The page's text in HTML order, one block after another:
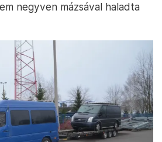
negyven mázsával haladta